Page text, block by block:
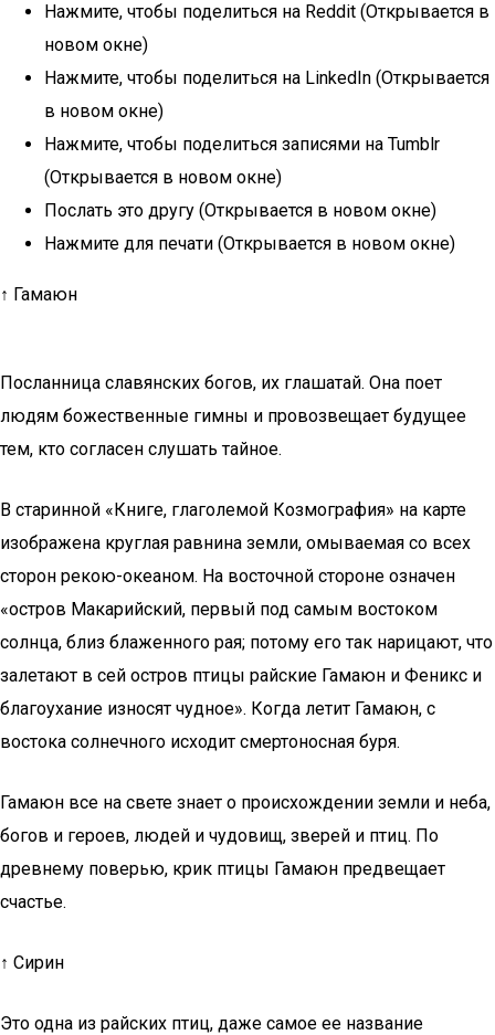
Нажмите, чтобы поделиться на Reddit (Открывается в
новом окне)
Нажмите, чтобы поделиться на LinkedIn (Открывается
в новом окне)
Нажмите, чтобы поделиться записями на Tumblr
(Открывается в новом окне)
Послать это другу (Открывается в новом окне)
Нажмите для печати (Открывается в новом окне)
↑ Гамаюн
Посланница славянских богов, их глашатай. Она поет
людям божественные гимны и провозвещает будущее
тем, кто согласен слушать тайное.
В старинной «Книге, глаголемой Козмография» на карте
изображена круглая равнина земли, омываемая со всех
сторон рекою-океаном. На восточной стороне означен
«остров Макарийский, первый под самым востоком
солнца, близ блаженного рая; потому его так нарицают, что
залетают в сей остров птицы райские Гамаюн и Феникс и
благоухание износят чудное». Когда летит Гамаюн, с
востока солнечного исходит смертоносная буря.
Гамаюн все на свете знает о происхождении земли и неба,
богов и героев, людей и чудовищ, зверей и птиц. По
древнему поверью, крик птицы Гамаюн предвещает
счастье.
↑ Сирин
Это одна из райских птиц, даже самое ее название